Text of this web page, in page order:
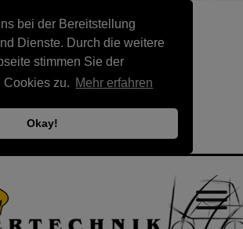
bei der Bereitstellung
Dienste. Durch die weitere
stimmen Sie der
Cookies zu. Mehr erfahren
Okay!